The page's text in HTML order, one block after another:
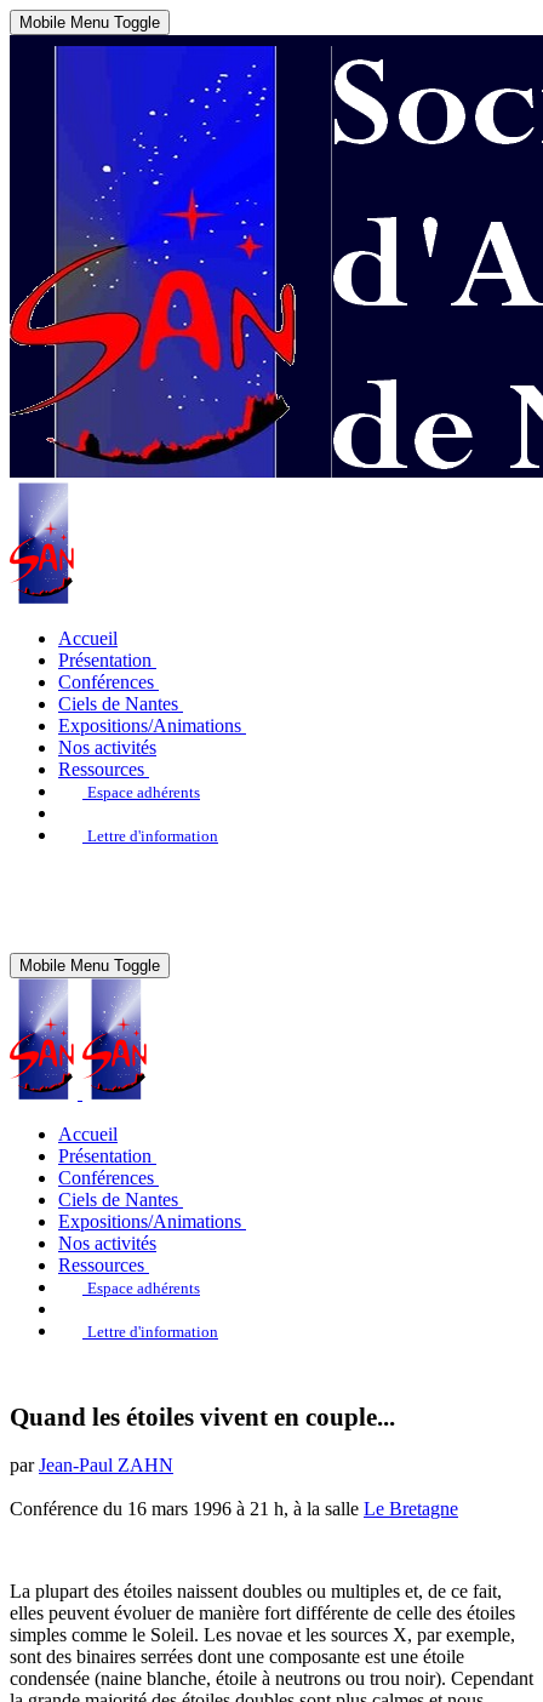
Mobile Menu Toggle
Accueil
Présentation
Conférences
Ciels de Nantes
Expositions/Animations
Nos activités
Ressources
Espace adhérents
Lettre d'information
Mobile Menu Toggle
Accueil
Présentation
Conférences
Ciels de Nantes
Expositions/Animations
Nos activités
Ressources
Espace adhérents
Lettre d'information
Quand les étoiles vivent en couple...
parJean-Paul ZAHN
Conférence du 16 mars 1996 à 21 h, à la salle Le Bretagne
La plupart des étoiles naissent doubles ou multiples et, de ce fait,
elles peuvent évoluer de manière fort différente de celle des étoiles
simples comme le Soleil. Les novae et les sources X, par exemple,
sont des binaires serrées dont une composante est une étoile
condensée (naine blanche, étoile à neutrons ou trou noir). Cependant